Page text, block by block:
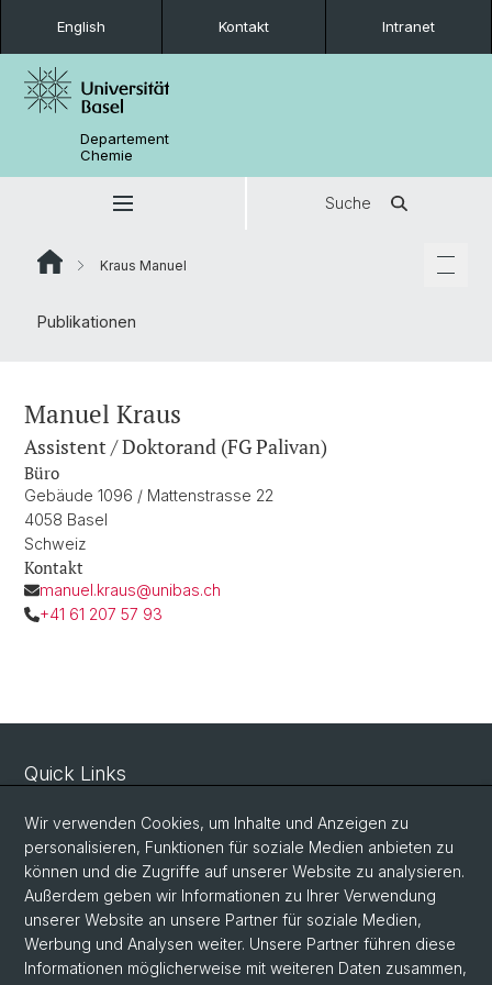
English Kontakt Intranet
Departement
Chemie
Suche
Kraus Manuel
Publikationen
Manuel Kraus
Assistent / Doktorand (FG Palivan)
Büro
Gebäude 1096 / Mattenstrasse 22
4058 Basel
Schweiz
Kontakt
manuel.kraus@unibas.ch
+41 61 207 57 93
Quick Links
Vorlesungsverzeichnis
Raumtool Universität Basel
Wir verwenden Cookies, um Inhalte und Anzeigen zu
personalisieren, Funktionen für soziale Medien anbieten zu
können und die Zugriffe auf unserer Website zu analysieren.
Außerdem geben wir Informationen zu Ihrer Verwendung
unserer Website an unsere Partner für soziale Medien,
Werbung und Analysen weiter. Unsere Partner führen diese
Informationen möglicherweise mit weiteren Daten zusammen,